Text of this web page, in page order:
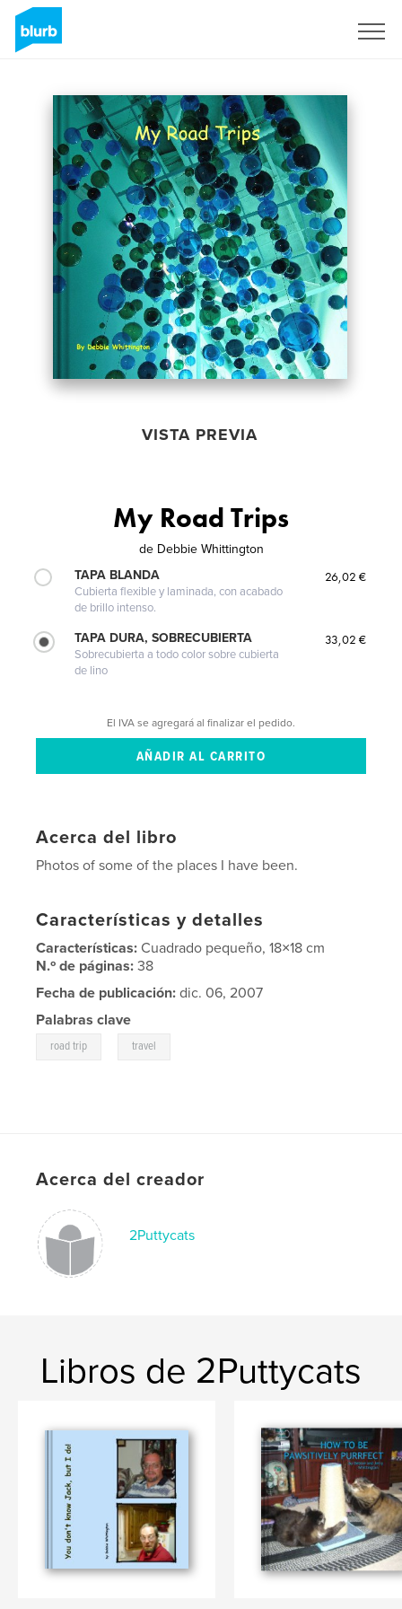
VISTA PREVIA
My Road Trips
de Debbie Whittington
TAPA BLANDA
Cubierta flexible y laminada, con acabado
de brillo intenso.
26,02 €
TAPA DURA, SOBRECUBIERTA
Sobrecubierta a todo color sobre cubierta
de lino
33,02 €
El IVA se agregará al finalizar el pedido.
Acerca del libro
Photos of some of the places I have been.
Características y detalles
Características:Cuadrado pequeño, 18×18 cm
N.º de páginas:38
Fecha de publicación: dic. 06, 2007
Palabras clave
road trip travel
Acerca del creador
2Puttycats
Libros de 2Puttycats